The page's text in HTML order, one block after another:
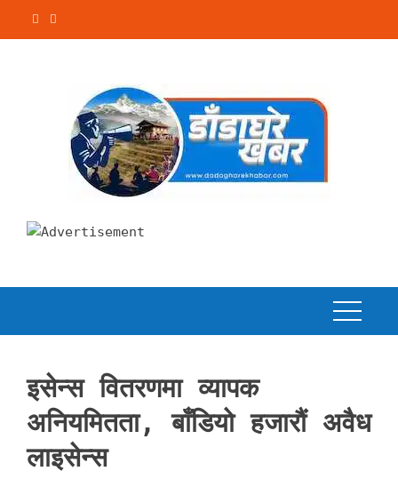
इसेन्स वितरणमा व्यापक
अनियमितता, बाँडियो हजारौं अवैध
लाइसेन्स